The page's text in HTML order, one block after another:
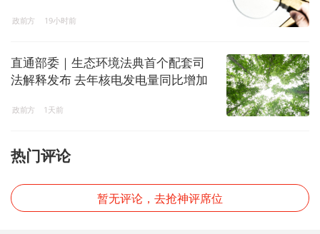
政前方 19小时前
直通部委｜生态环境法典首个配套司
法解释发布 去年核电发电量同比增加
政前方 1天前
热门评论
暂无评论，去抢神评席位